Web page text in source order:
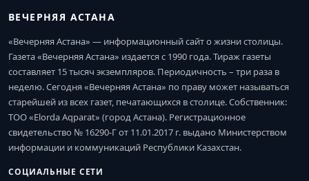
ВЕЧЕРНЯЯ АСТАНА
«Вечерняя Астана» — информационный сайт о жизни столицы.
Газета «Вечерняя Астана» издается с 1990 года. Тираж газеты
составляет 15 тысяч экземпляров. Периодичность – три раза в
неделю. Сегодня «Вечерняя Астана» по праву может называться
старейшей из всех газет, печатающихся в столице. Собственник:
ТОО «Elorda Aqparat» (город Астана). Регистрационное
свидетельство № 16290-Г от 11.01.2017 г. выдано Министерством
информации и коммуникаций Республики Казахстан.
СОЦИАЛЬНЫЕ СЕТИ